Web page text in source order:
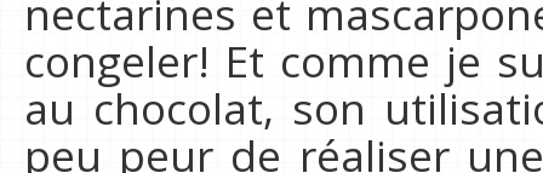
nectarines et
congeler! Et comme je
au chocolat, son
peu peur de réaliser